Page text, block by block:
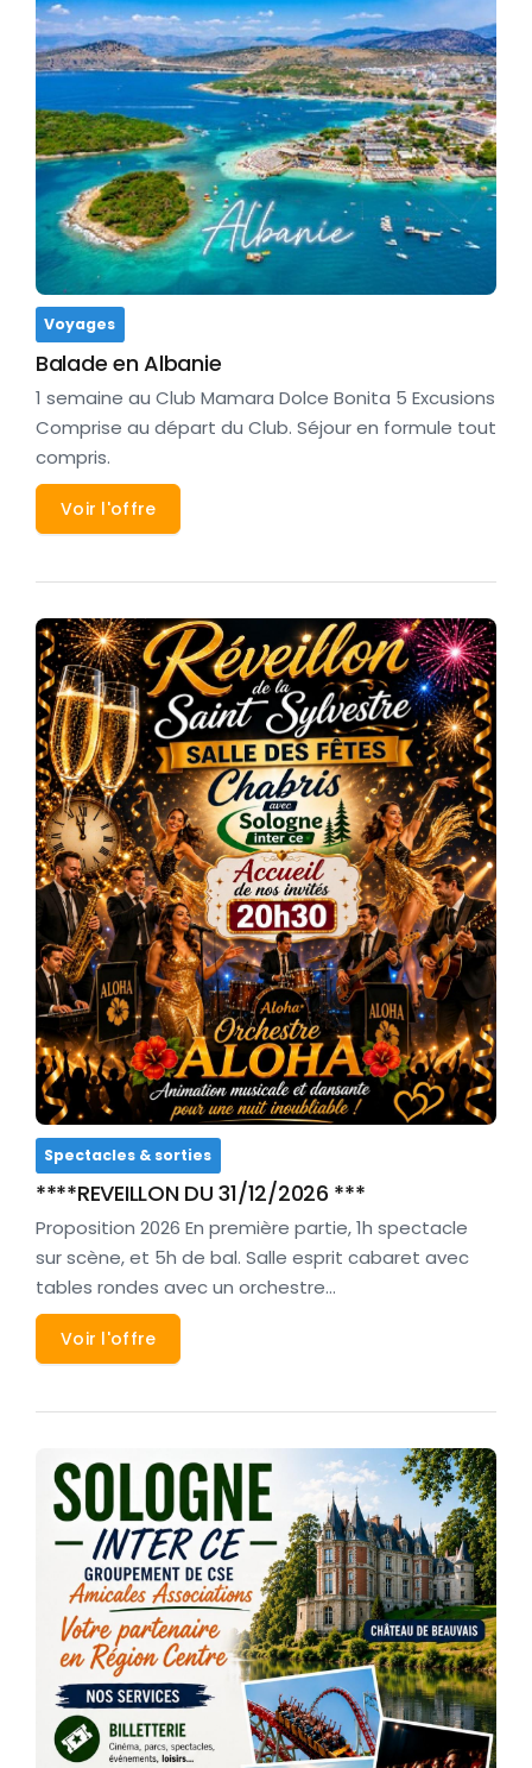
Voyages
Balade en Albanie
1 semaine au Club Mamara Dolce Bonita 5 Excusions
Comprise au départ du Club. Séjour en formule tout
compris.
Voir l'offre
Spectacles & sorties
****REVEILLON DU 31/12/2026 ***
Proposition 2026 En première partie, 1h spectacle
sur scène, et 5h de bal. Salle esprit cabaret avec
tables rondes avec un orchestre…
Voir l'offre